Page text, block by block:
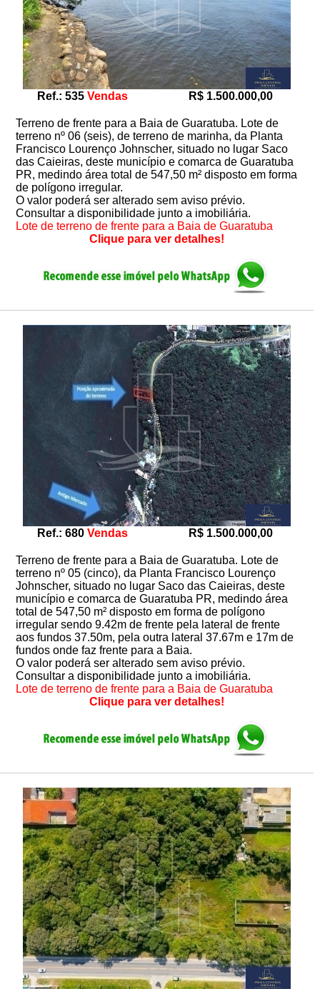
Ref.: 535 Vendas R$ 1.500.000,00
Terreno de frente para a Baia de Guaratuba. Lote de
terreno nº 06 (seis), de terreno de marinha, da Planta
Francisco Lourenço Johnscher, situado no lugar Saco
das Caieiras, deste município e comarca de Guaratuba
PR, medindo área total de 547,50 m² disposto em forma
de polígono irregular.
O valor poderá ser alterado sem aviso prévio.
Consultar a disponibilidade junto a imobiliária.
Lote de terreno de frente para a Baia de Guaratuba
Clique para ver detalhes!
Ref.: 680 Vendas R$ 1.500.000,00
Terreno de frente para a Baia de Guaratuba. Lote de
terreno nº 05 (cinco), da Planta Francisco Lourenço
Johnscher, situado no lugar Saco das Caieiras, deste
município e comarca de Guaratuba PR, medindo área
total de 547,50 m² disposto em forma de polígono
irregular sendo 9.42m de frente pela lateral de frente
aos fundos 37.50m, pela outra lateral 37.67m e 17m de
fundos onde faz frente para a Baia.
O valor poderá ser alterado sem aviso prévio.
Consultar a disponibilidade junto a imobiliária.
Lote de terreno de frente para a Baia de Guaratuba
Clique para ver detalhes!